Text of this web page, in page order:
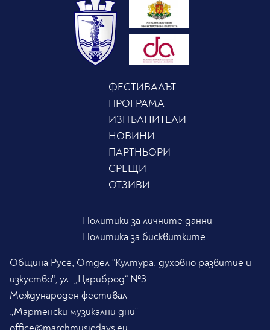
ФЕСТИВАЛЪТ
ПРОГРАМА
ИЗПЪЛНИТЕЛИ
НОВИНИ
ПАРТНЬОРИ
СРЕЩИ
ОТЗИВИ
Политики за личните данни
Политика за бисквитките
Община Русе, Отдел "Култура, духовно развитие и
изкуство", ул. „Цариброд“ №3
Международен фестивал
„Мартенски музикални дни“